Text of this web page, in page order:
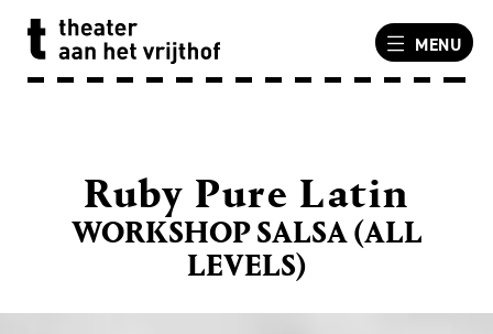
MENU
WORKSHOP SALSA (ALL
LEVELS)
Ruby Pure Latin